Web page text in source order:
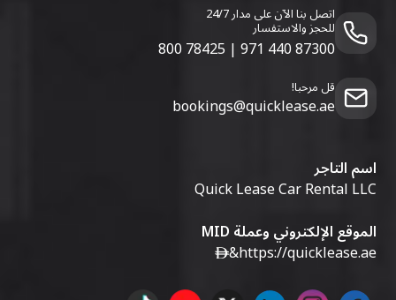
اتصل بنا الآن على مدار 24/7
للحجز والاستفسار
800 78425 | 971 440 87300
قل مرحبا!
bookings@quicklease.ae
اسم التاجر
Quick Lease Car Rental LLC
الموقع الإلكتروني وعملة MID
https://quicklease.ae
&